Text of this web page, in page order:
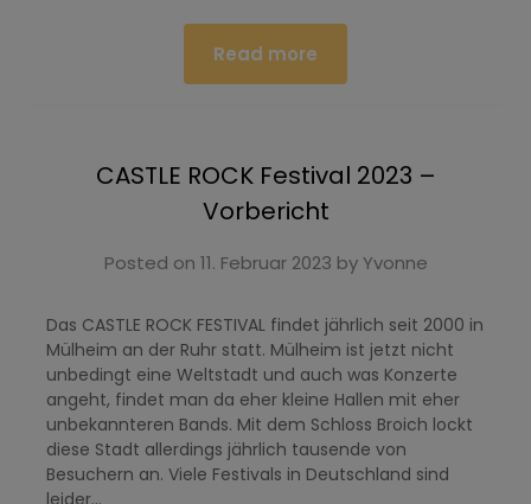
Read more
CASTLE ROCK Festival 2023 –
Vorbericht
Posted on 11. Februar 2023 byYvonne
Das CASTLE ROCK FESTIVAL findet jährlich seit 2000 in
Mülheim an der Ruhr statt. Mülheim ist jetzt nicht
unbedingt eine Weltstadt und auch was Konzerte
angeht, findet man da eher kleine Hallen mit eher
unbekannteren Bands. Mit dem Schloss Broich lockt
diese Stadt allerdings jährlich tausende von
Besuchern an. Viele Festivals in Deutschland sind